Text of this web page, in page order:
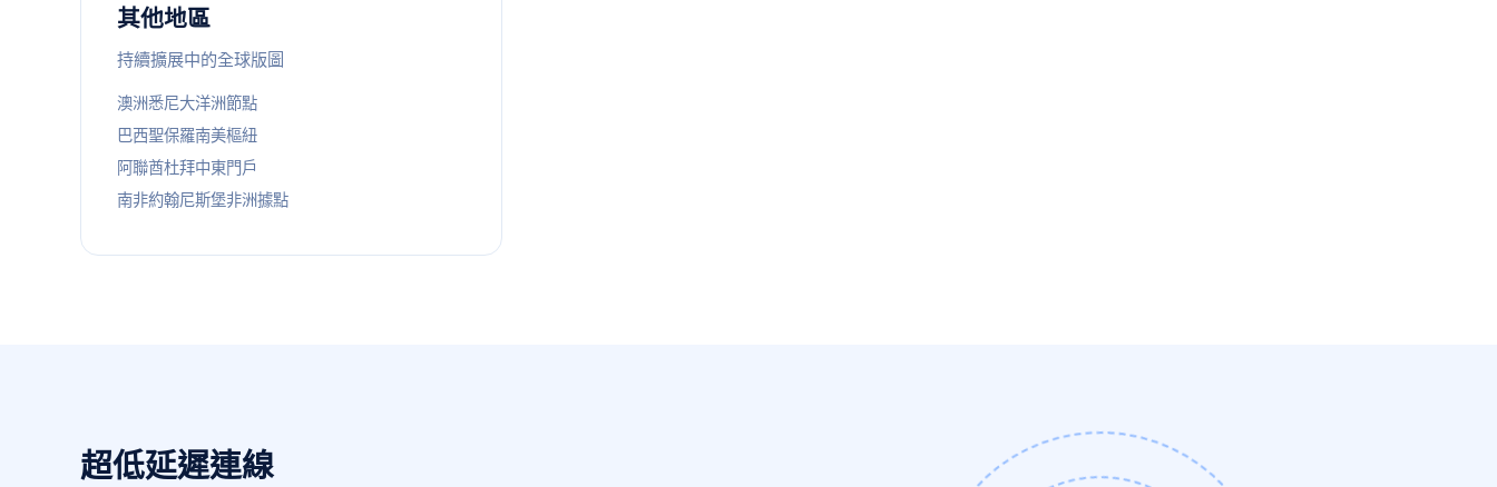
其他地區
持續擴展中的全球版圖
澳洲悉尼大洋洲節點
巴西聖保羅南美樞紐
阿聯酋杜拜中東門戶
南非約翰尼斯堡非洲據點
超低延遲連線